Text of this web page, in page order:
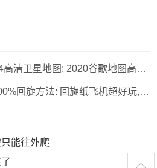
星地图: 2020谷歌地图高清卫星地图手机版
旋方法: 回旋纸飞机超好玩,详细教程来了
能往外爬